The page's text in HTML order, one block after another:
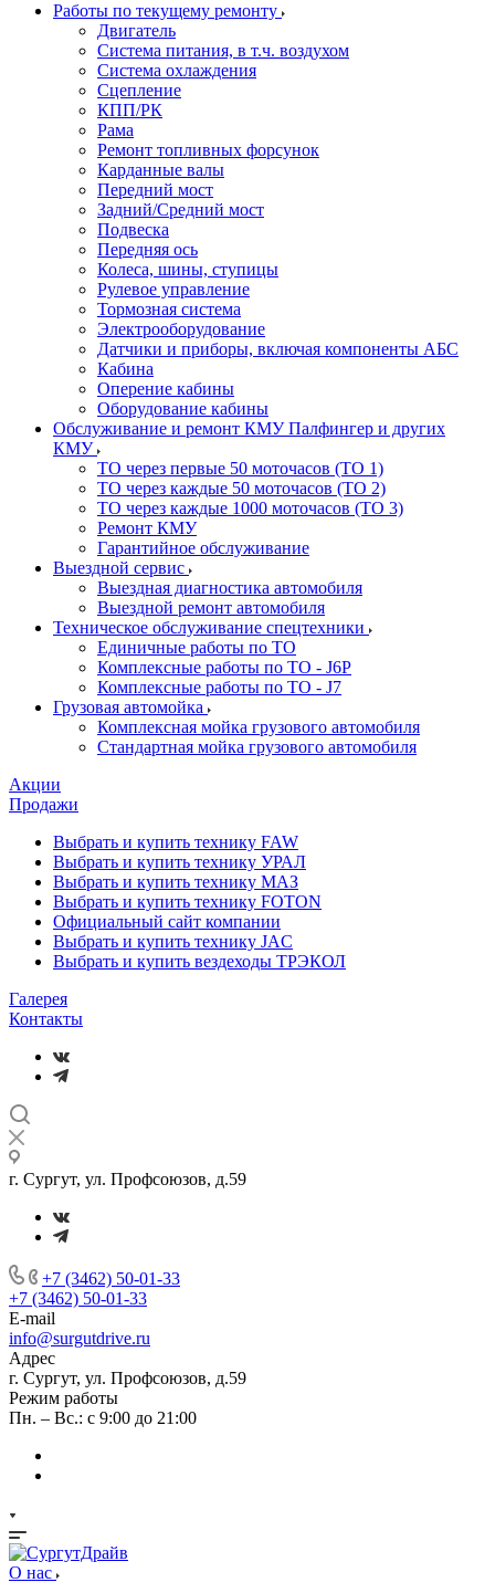
Работы по текущему ремонту
Двигатель
Система питания, в т.ч. воздухом
Система охлаждения
Сцепление
КПП/РК
Рама
Ремонт топливных форсунок
Карданные валы
Передний мост
Задний/Средний мост
Подвеска
Передняя ось
Колеса, шины, ступицы
Рулевое управление
Тормозная система
Электрооборудование
Датчики и приборы, включая компоненты АБС
Кабина
Оперение кабины
Оборудование кабины
Обслуживание и ремонт КМУ Палфингер и других
КМУ
ТО через первые 50 моточасов (ТО 1)
ТО через каждые 50 моточасов (ТО 2)
ТО через каждые 1000 моточасов (ТО 3)
Ремонт КМУ
Гарантийное обслуживание
Выездной сервис
Выездная диагностика автомобиля
Выездной ремонт автомобиля
Техническое обслуживание спецтехники
Единичные работы по ТО
Комплексные работы по ТО - J6P
Комплексные работы по ТО - J7
Грузовая автомойка
Комплексная мойка грузового автомобиля
Стандартная мойка грузового автомобиля
Акции
Продажи
Выбрать и купить технику FAW
Выбрать и купить технику УРАЛ
Выбрать и купить технику МАЗ
Выбрать и купить технику FOTON
Официальный сайт компании
Выбрать и купить технику JAC
Выбрать и купить вездеходы ТРЭКОЛ
Галерея
Контакты
г. Сургут, ул. Профсоюзов, д.59
+7 (3462) 50-01-33
+7 (3462) 50-01-33
E-mail
info@surgutdrive.ru
Адрес
г. Сургут, ул. Профсоюзов, д.59
Режим работы
Пн. – Вс.: с 9:00 до 21:00
О нас